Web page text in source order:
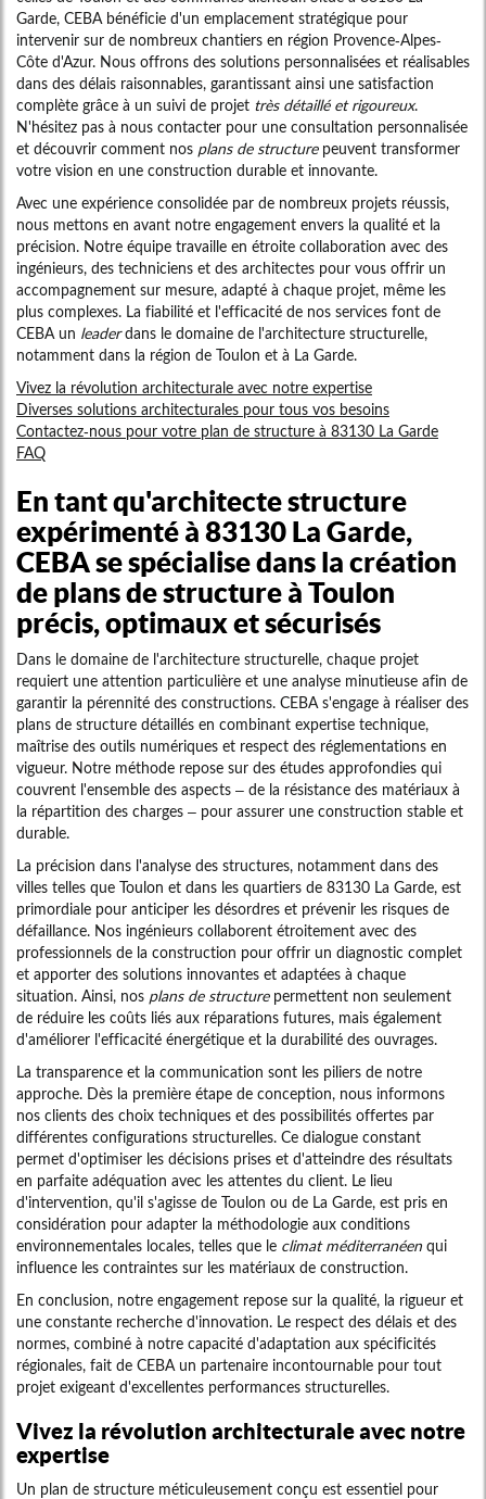
Garde, CEBA bénéficie d'un emplacement stratégique pour
intervenir sur de nombreux chantiers en région Provence-Alpes-
Côte d'Azur. Nous offrons des solutions personnalisées et réalisables
dans des délais raisonnables, garantissant ainsi une satisfaction
complète grâce à un suivi de projet très détaillé et rigoureux.
N'hésitez pas à nous contacter pour une consultation personnalisée
et découvrir comment nos plans de structurepeuvent transformer
votre vision en une construction durable et innovante.
Avec une expérience consolidée par de nombreux projets réussis,
nous mettons en avant notre engagement envers la qualité et la
précision. Notre équipe travaille en étroite collaboration avec des
ingénieurs, des techniciens et des architectes pour vous offrir un
accompagnement sur mesure, adapté à chaque projet, même les
plus complexes. La fiabilité et l'efficacité de nos services font de
CEBA un leaderdans le domaine de l'architecture structurelle,
notamment dans la région de Toulon et à La Garde.
Vivez la révolution architecturale avec notre expertise
Diverses solutions architecturales pour tous vos besoins
Contactez-nous pour votre plan de structure à 83130 La Garde
FAQ
En tant qu'architecte structure
expérimenté à 83130 La Garde,
CEBA se spécialise dans la création
de plans de structure à Toulon
précis, optimaux et sécurisés
Dans le domaine de l'architecture structurelle, chaque projet
requiert une attention particulière et une analyse minutieuse afin de
garantir la pérennité des constructions. CEBA s'engage à réaliser des
plans de structure détaillés en combinant expertise technique,
maîtrise des outils numériques et respect des réglementations en
vigueur. Notre méthode repose sur des études approfondies qui
couvrent l'ensemble des aspects – de la résistance des matériaux à
la répartition des charges – pour assurer une construction stable et
durable.
La précision dans l'analyse des structures, notamment dans des
villes telles que Toulon et dans les quartiers de 83130 La Garde, est
primordiale pour anticiper les désordres et prévenir les risques de
défaillance. Nos ingénieurs collaborent étroitement avec des
professionnels de la construction pour offrir un diagnostic complet
et apporter des solutions innovantes et adaptées à chaque
situation. Ainsi, nos plans de structurepermettent non seulement
de réduire les coûts liés aux réparations futures, mais également
d'améliorer l'efficacité énergétique et la durabilité des ouvrages.
La transparence et la communication sont les piliers de notre
approche. Dès la première étape de conception, nous informons
nos clients des choix techniques et des possibilités offertes par
différentes configurations structurelles. Ce dialogue constant
permet d'optimiser les décisions prises et d'atteindre des résultats
en parfaite adéquation avec les attentes du client. Le lieu
d'intervention, qu'il s'agisse de Toulon ou de La Garde, est pris en
considération pour adapter la méthodologie aux conditions
environnementales locales, telles que le climat méditerranéen qui
influence les contraintes sur les matériaux de construction.
En conclusion, notre engagement repose sur la qualité, la rigueur et
une constante recherche d'innovation. Le respect des délais et des
normes, combiné à notre capacité d'adaptation aux spécificités
régionales, fait de CEBA un partenaire incontournable pour tout
projet exigeant d'excellentes performances structurelles.
Vivez la révolution architecturale avec notre
expertise
Un plan de structure méticuleusement conçu est essentiel pour